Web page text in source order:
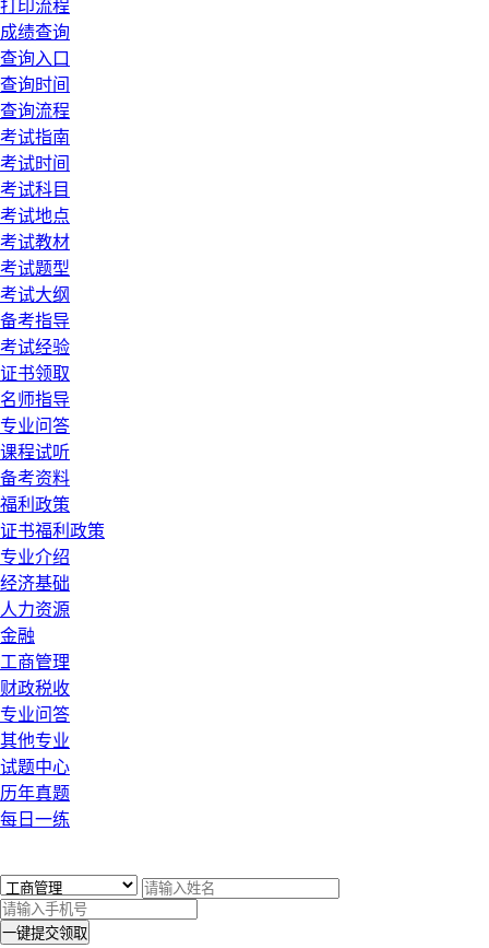
打印流程
成绩查询
查询入口
查询时间
查询流程
考试指南
考试时间
考试科目
考试地点
考试教材
考试题型
考试大纲
备考指导
考试经验
证书领取
名师指导
专业问答
课程试听
备考资料
福利政策
证书福利政策
专业介绍
经济基础
人力资源
金融
工商管理
财政税收
专业问答
其他专业
试题中心
历年真题
每日一练
一键提交领取